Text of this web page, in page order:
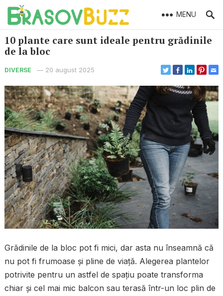
MENU
10 plante care sunt ideale pentru grădinile
de la bloc
DIVERSE — 20 august 2025
Grădinile de la bloc pot fi mici, dar asta nu înseamnă că
nu pot fi frumoase și pline de viață. Alegerea plantelor
potrivite pentru un astfel de spațiu poate transforma
chiar și cel mai mic balcon sau terasă într-un loc plin de